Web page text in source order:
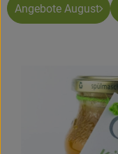
Bio-Kochkisten
Obst & Gemüse
Angebote August